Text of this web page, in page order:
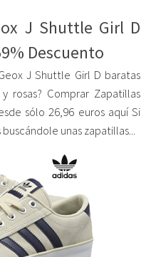
J Shuttle Girl D
Descuento
J Shuttle Girl D baratas
rosas? Comprar Zapatillas
sólo 26,96 euros aquí Si
unas zapatillas...